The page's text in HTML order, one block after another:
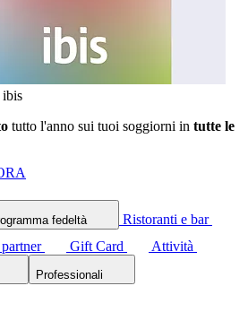
tutto l'anno sui tuoi soggiorni in tutte le
fedeltà
Ristoranti e bar
Gift Card Attività
Professionali